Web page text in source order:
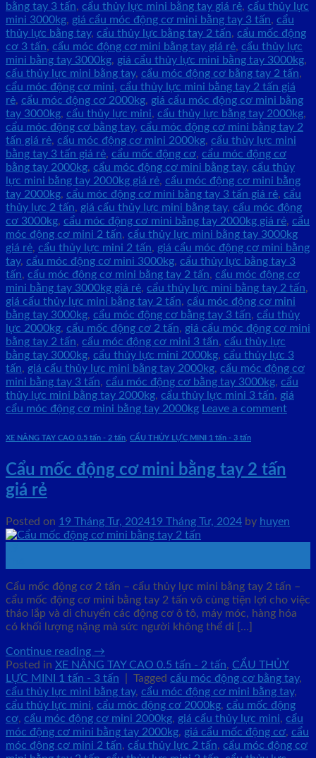
bằng tay 3 tấn, cẩu thủy lực mini bằng tay giá rẻ, cẩu thủy lực
mini 3000kg, giá cẩu móc động cơ mini bằng tay 3 tấn, cẩu
thủy lực bằng tay, cẩu thủy lực bằng tay 2 tấn, cẩu mốc động
cơ 3 tấn, cẩu móc động cơ mini bằng tay giá rẻ, cẩu thủy lực
mini bằng tay 3000kg, giá cẩu thủy lực mini bằng tay 3000kg,
cẩu thủy lực mini bằng tay, cẩu móc động cơ bằng tay 2 tấn,
cẩu móc động cơ mini, cẩu thủy lực mini bằng tay 2 tấn giá
rẻ, cẩu móc động cơ 2000kg, giá cẩu móc động cơ mini bằng
tay 3000kg, cẩu thủy lực mini, cẩu thủy lực bằng tay 2000kg,
cẩu móc động cơ bằng tay, cẩu móc động cơ mini bằng tay 2
tấn giá rẻ, cẩu móc động cơ mini 2000kg, cẩu thủy lực mini
bằng tay 3 tấn giá rẻ, cẩu mốc động cơ, cẩu móc động cơ
bằng tay 2000kg, cẩu móc động cơ mini bằng tay, cẩu thủy
lực mini bằng tay 2000kg giá rẻ, cẩu móc động cơ mini bằng
tay 2000kg, cẩu móc động cơ mini bằng tay 3 tấn giá rẻ, cẩu
thủy lực 2 tấn, giá cẩu thủy lực mini bằng tay, cẩu móc động
cơ 3000kg, cẩu móc động cơ mini bằng tay 2000kg giá rẻ, cẩu
móc động cơ mini 2 tấn, cẩu thủy lực mini bằng tay 3000kg
giá rẻ, cẩu thủy lực mini 2 tấn, giá cẩu móc động cơ mini bằng
tay, cẩu móc động cơ mini 3000kg, cẩu thủy lực bằng tay 3
tấn, cẩu móc động cơ mini bằng tay 2 tấn, cẩu móc động cơ
mini bằng tay 3000kg giá rẻ, cẩu thủy lực mini bằng tay 2 tấn,
giá cẩu thủy lực mini bằng tay 2 tấn, cẩu móc động cơ mini
bằng tay 3000kg, cẩu móc động cơ bằng tay 3 tấn, cẩu thủy
lực 2000kg, cẩu mốc động cơ 2 tấn, giá cẩu móc động cơ mini
bằng tay 2 tấn, cẩu móc động cơ mini 3 tấn, cẩu thủy lực
bằng tay 3000kg, cẩu thủy lực mini 2000kg, cẩu thủy lực 3
tấn, giá cẩu thủy lực mini bằng tay 2000kg, cẩu móc động cơ
mini bằng tay 3 tấn, cẩu móc động cơ bằng tay 3000kg, cẩu
thủy lực mini bằng tay 2000kg, cẩu thủy lực mini 3 tấn, giá
cẩu móc động cơ mini bằng tay 2000kg Leave a comment
XE NÂNG TAY CAO 0.5 tấn - 2 tấn CẨU THỦY LỰC MINI 1 tấn - 3 tấn
Cẩu mốc động cơ mini bằng tay 2 tấn
giá rẻ
Posted on 19 Tháng Tư, 202419 Tháng Tư, 2024 by huyen
Cẩu mốc động cơ 2 tấn – cẩu thủy lực mini bằng tay 2 tấn –
cẩu mốc động cơ mini bằng tay 2 tấn vô cùng tiện lợi cho việc
tháo lắp và di chuyển các động cơ ô tô, máy móc, hàng hóa
có khối lượng nặng mà sức người không thể di […]
Continue reading →
Posted in XE NÂNG TAY CAO 0.5 tấn - 2 tấn, CẨU THỦY
LỰC MINI 1 tấn - 3 tấn
Tagged cẩu móc động cơ bằng tay,
cẩu thủy lực mini bằng tay, cẩu móc động cơ mini bằng tay,
cẩu thủy lực mini, cẩu móc động cơ 2000kg, cẩu mốc động
cơ, cẩu móc động cơ mini 2000kg, giá cẩu thủy lực mini, cẩu
móc động cơ mini bằng tay 2000kg, giá cẩu mốc động cơ, cẩu
móc động cơ mini 2 tấn, cẩu thủy lực 2 tấn, cẩu móc động cơ